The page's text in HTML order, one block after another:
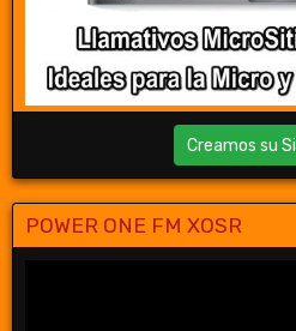
Creamos su
POWER ONE FM XOSR